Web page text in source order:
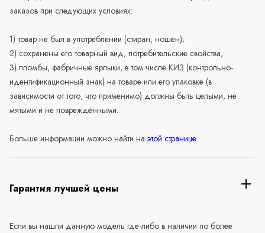
заказов при следующих условиях:
1) товар не был в употреблении (стиран, ношен);
2) сохранены его товарный вид, потребительские свойства;
3) пломбы, фабричные ярлыки, в том числе КИЗ (контрольно-
идентификационный знак) на товаре или его упаковке (в
зависимости от того, что применимо) должны быть целыми, не
мятыми и не повреждёнными.
Больше информации можно найти на этой странице.
Гарантия лучшей цены
Если вы нашли данную модель где-либо в наличии по более